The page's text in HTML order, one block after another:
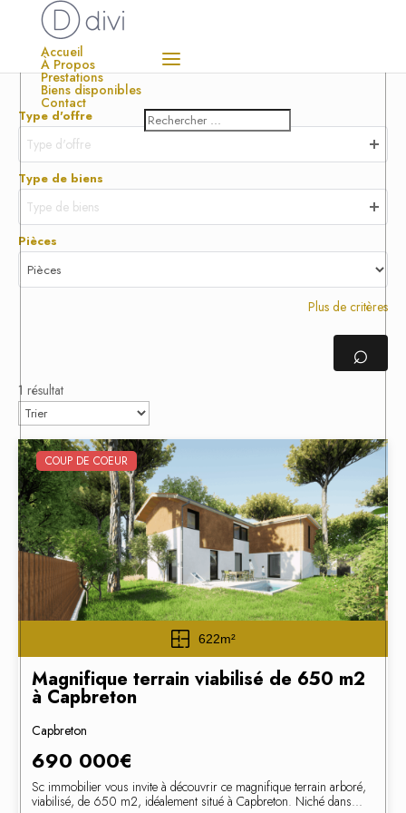
Accueil
À Propos
Prestations
Biens disponibles
Contact
Type d'offre
Type d'offre
Type de biens
Type de biens
Pièces
Plus de critères
⌕
1 résultat
COUP DE COEUR
622m²
Magnifique terrain viabilisé de 650 m2
à Capbreton
Capbreton
690 000€
Sc immobilier vous invite à découvrir ce magnifique terrain arboré,
viabilisé, de 650 m2, idéalement situé à Capbreton. Niché dans...